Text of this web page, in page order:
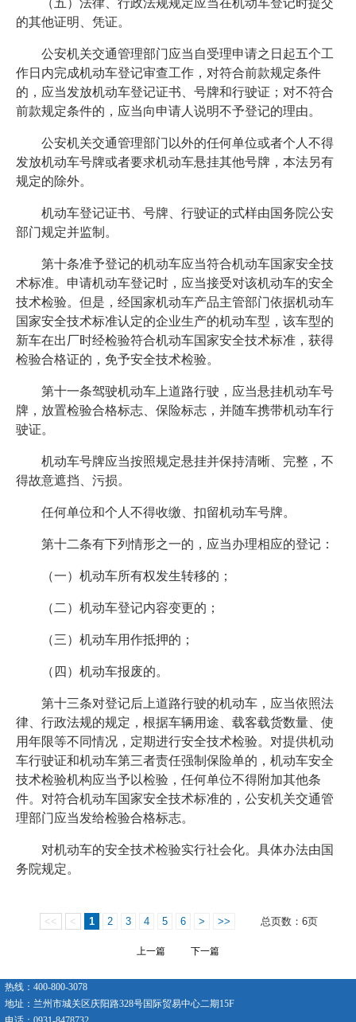
（五）法律、行政法规规定应当在机动车登记时提交
的其他证明、凭证。
公安机关交通管理部门应当自受理申请之日起五个工
作日内完成机动车登记审查工作，对符合前款规定条件
的，应当发放机动车登记证书、号牌和行驶证；对不符合
前款规定条件的，应当向申请人说明不予登记的理由。
公安机关交通管理部门以外的任何单位或者个人不得
发放机动车号牌或者要求机动车悬挂其他号牌，本法另有
规定的除外。
机动车登记证书、号牌、行驶证的式样由国务院公安
部门规定并监制。
第十条准予登记的机动车应当符合机动车国家安全技
术标准。申请机动车登记时，应当接受对该机动车的安全
技术检验。但是，经国家机动车产品主管部门依据机动车
国家安全技术标准认定的企业生产的机动车型，该车型的
新车在出厂时经检验符合机动车国家安全技术标准，获得
检验合格证的，免予安全技术检验。
第十一条驾驶机动车上道路行驶，应当悬挂机动车号
牌，放置检验合格标志、保险标志，并随车携带机动车行
驶证。
机动车号牌应当按照规定悬挂并保持清晰、完整，不
得故意遮挡、污损。
任何单位和个人不得收缴、扣留机动车号牌。
第十二条有下列情形之一的，应当办理相应的登记：
（一）机动车所有权发生转移的；
（二）机动车登记内容变更的；
（三）机动车用作抵押的；
（四）机动车报废的。
第十三条对登记后上道路行驶的机动车，应当依照法
律、行政法规的规定，根据车辆用途、载客载货数量、使
用年限等不同情况，定期进行安全技术检验。对提供机动
车行驶证和机动车第三者责任强制保险单的，机动车安全
技术检验机构应当予以检验，任何单位不得附加其他条
件。对符合机动车国家安全技术标准的，公安机关交通管
理部门应当发给检验合格标志。
对机动车的安全技术检验实行社会化。具体办法由国
务院规定。
<< < 1 2 3 4 5 6 > >> 总页数：6页
上一篇 下一篇
热线：400-800-3078
地址：兰州市城关区庆阳路328号国际贸易中心二期15F